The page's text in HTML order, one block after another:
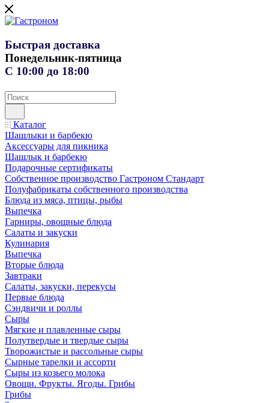
Быстрая доставка
Понедельник-пятница
С 10:00 до 18:00
Каталог
Шашлыки и барбекю
Аксессуары для пикника
Шашлык и барбекю
Подарочные сертификаты
Собственное производство Гастроном Стандарт
Полуфабрикаты собственного производства
Блюда из мяса, птицы, рыбы
Выпечка
Гарниры, овощные блюда
Салаты и закуски
Кулинария
Выпечка
Вторые блюда
Завтраки
Салаты, закуски, перекусы
Первые блюда
Сэндвичи и роллы
Сыры
Мягкие и плавленные сыры
Полутвердые и твердые сыры
Творожистые и рассольные сыры
Сырные тарелки и ассорти
Сыры из козьего молока
Овощи. Фрукты. Ягоды. Грибы
Грибы